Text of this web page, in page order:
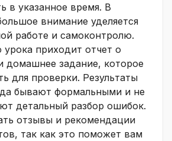
в указанное время. В
внимание уделяется
работе и самоконтролю.
приходит отчет о
домашнее задание, которое
для проверки. Результаты
бывают формальными и не
детальный разбор ошибок.
отзывы и рекомендации
так как это поможет вам